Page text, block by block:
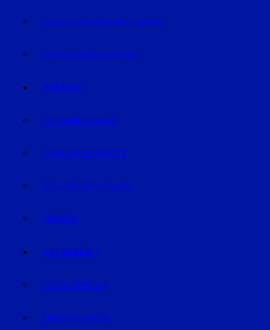
LANDKREIS DINGOLFING-LANDAU
LANDKREIS DEGGENDORF
POLIZEI
POLIZEIMELDUNGEN
FAHNDUNG/VERMISSTE
AUS DEM GERICHTSSAAL
VERKEHR
RATGEBER
AUTO & VERKEHR
BAUEN & WOHNEN